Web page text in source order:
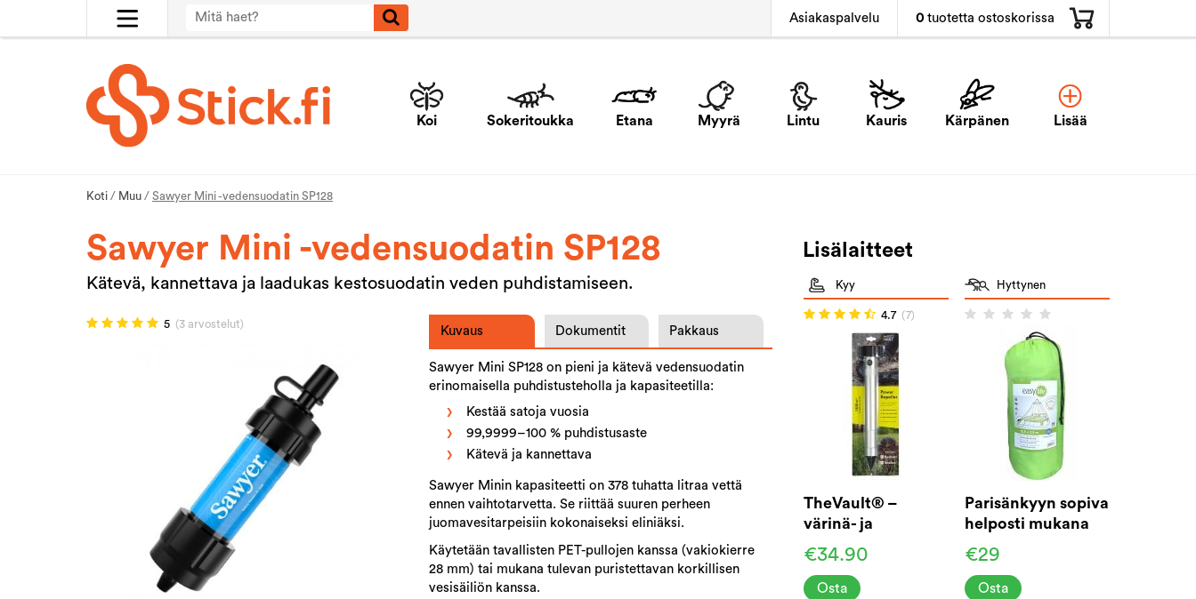
Asiakaspalvelu 0 tuotetta ostoskorissa
Koi Sokeritoukka Etana Myyrä Lintu Kauris Kärpänen Lisää
Koti / Muu / Sawyer Mini -vedensuodatin SP128
Sawyer Mini -vedensuodatin SP128
Kätevä, kannettava ja laadukas kestosuodatin veden puhdistamiseen.
5 (3 arvostelut)
Kuvaus Dokumentit Pakkaus
Sawyer Mini SP128 on pieni ja kätevä vedensuodatin
erinomaisella puhdistusteholla ja kapasiteetilla:
Kestää satoja vuosia
99,9999–100 % puhdistusaste
Kätevä ja kannettava
Sawyer Minin kapasiteetti on 378 tuhatta litraa vettä
ennen vaihtotarvetta. Se riittää suuren perheen
juomavesitarpeisiin kokonaiseksi eliniäksi.
Käytetään tavallisten PET-pullojen kanssa (vakiokierre
28 mm) tai mukana tulevan puristettavan korkillisen
vesisäiliön kanssa.
Lisälaitteet
Kyy
4.7 (7)
TheVault® –
värinä- ja
äänikarkotin
€34.90
Osta
Hyttynen
Parisänkyyn sopiva
helposti mukana
kulkeva
hyttysverkko
€29
Osta